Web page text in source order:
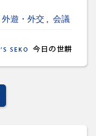
外遊・外交 会議